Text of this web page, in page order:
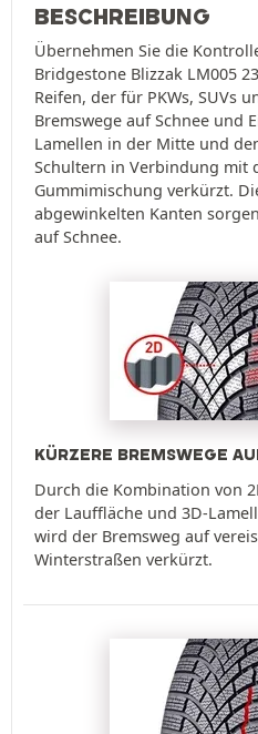
BESCHREIBUNG
Übernehmen Sie die
Bridgestone Blizzak LM005
Reifen, der für PKWs, SUVs
Bremswege auf Schnee und
Lamellen in der Mitte und
Schultern in Verbindung mit
Gummimischung verkürzt.
abgewinkelten Kanten
auf Schnee.
KÜRZERE BREMSWEGE
Durch die Kombination von
der Lauffläche und 3D-
wird der Bremsweg auf
Winterstraßen verkürzt.